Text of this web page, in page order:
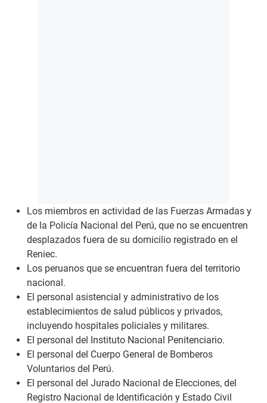
Los miembros en actividad de las Fuerzas Armadas y
de la Policía Nacional del Perú, que no se encuentren
desplazados fuera de su domicilio registrado en el
Reniec.
Los peruanos que se encuentran fuera del territorio
nacional.
El personal asistencial y administrativo de los
establecimientos de salud públicos y privados,
incluyendo hospitales policiales y militares.
El personal del Instituto Nacional Penitenciario.
El personal del Cuerpo General de Bomberos
Voluntarios del Perú.
El personal del Jurado Nacional de Elecciones, del
Registro Nacional de Identificación y Estado Civil